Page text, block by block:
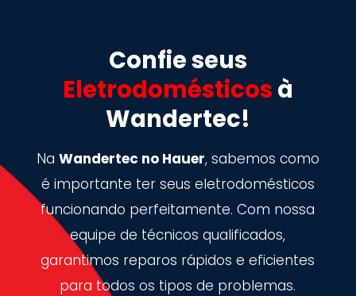
Confie seus
Eletrodomésticos à
Wandertec!
Na Wandertec no Hauer, sabemos como
é importante ter seus eletrodomésticos
funcionando perfeitamente. Com nossa
equipe de técnicos qualificados,
garantimos reparos rápidos e eficientes
para todos os tipos de problemas.